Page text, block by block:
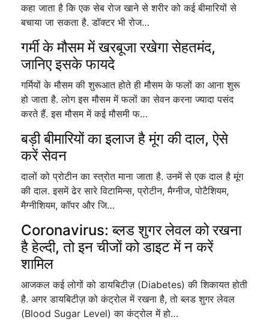
कहा जाता है कि एक सेब रोज खाने से शरीर को कई बीमारियों से
बचाया जा सकता है. डॉक्टर भी रोज…
गर्मी के मौसम में खरबूजा रखेगा सेहतमंद,
जानिए इसके फायदे
गर्मियों के मौसम की शुरूआत होते ही मौसम के फलों का आना शुरू
हो जाता है. लोग इस मौसम में फलों का सेवन करना ज्यादा पसंद
करते हैं. इस मौसम में कई मौसमी फ…
बड़ी बीमारियों का इलाज है मूंग की दाल, ऐसे
करें सेवन
दालों को प्रोटीन का स्त्रोत माना जाता है. उनमें से एक दाल है मूंग
की दाल. इसमें ढेर सारे विटामिन्स, प्रोटीन, मैग्नीज, पोटैशियम,
मैग्नीशियम, कॉपर और जि…
Coronavirus: ब्लड शुगर लेवल को रखना
है हेल्दी, तो इन चीजों को डाइट में न करें
शामिल
आजकल कई लोगों को डायबिटीज़ (Diabetes) की शिकायत होती
है. अगर डायबिटीज़ को कंट्रोल में रखना है, तो ब्लड शुगर लेवल
(Blood Sugar Level) का कंट्रोल में हो…